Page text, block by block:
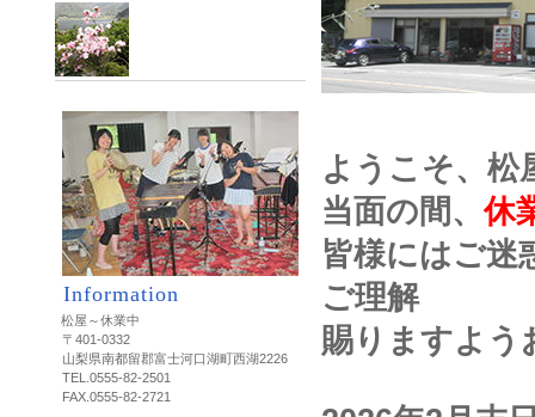
ようこそ、松
当面の間、休
皆様にはご迷
ご理解
賜りますよう
Information
松屋～休業中
〒401-0332
山梨県南都留郡富士河口湖町西湖2226
TEL.0555-82-2501
FAX.0555-82-2721